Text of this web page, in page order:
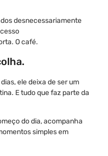
desnecessariamente
O café.
ele deixa de ser um
E tudo que faz parte da
do dia, acompanha
simples em